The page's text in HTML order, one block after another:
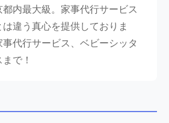
内最大級。家事代行サービス
違う真心を提供しておりま
代行サービス、ベビーシッタ
で！